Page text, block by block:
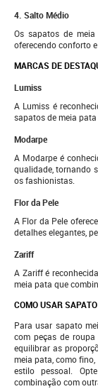
4. Salto Médio
Os sapatos de
oferecendo conforto
MARCAS DE
Lumiss
A Lumiss é
sapatos de meia
Modarpe
A Modarpe é
qualidade, tornando
os fashionistas.
Flor da Pele
A Flor da Pele
detalhes elegantes,
Zariff
A Zariff é
meia pata que
COMO USAR
Para usar sapato
com peças de
equilibrar as
meia pata, como
estilo pessoal.
combinação com